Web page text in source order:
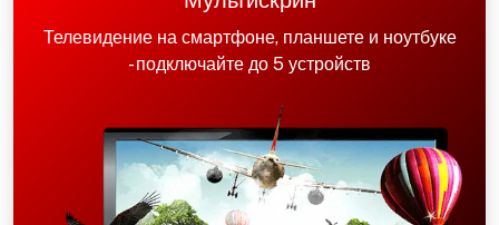
Телевидение на смартфоне, планшете и ноутбуке
- подключайте до 5 устройств